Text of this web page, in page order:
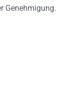
Genehmigung.